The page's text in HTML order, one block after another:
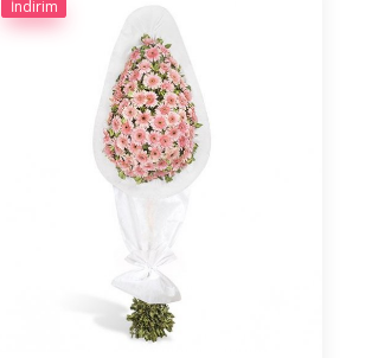
İndirim